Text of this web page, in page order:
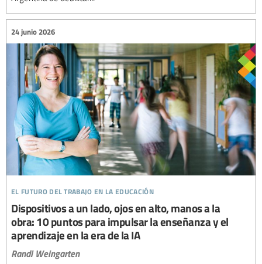
el futuro del trabajo en la educación
24 junio 2026
Dispositivos a un lado, ojos en alto, manos a la
obra: 10 puntos para impulsar la enseñanza y el
aprendizaje en la era de la IA
Randi Weingarten